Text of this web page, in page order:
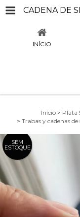
CADENA DE
INÍCIO
Início > Plata
> Trabas y cadenas
SEM
ESTOQUE